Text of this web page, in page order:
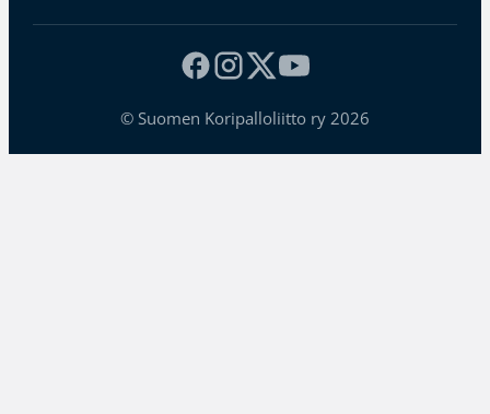
© Suomen Koripalloliitto ry 2026